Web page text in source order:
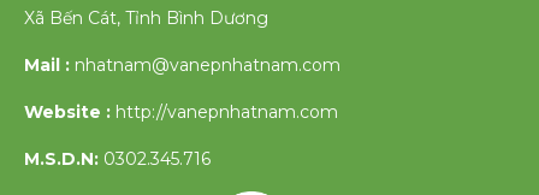
Xã Bến Cát, Tỉnh Bình Dương
Mail : nhatnam@vanepnhatnam.com
Website : http://vanepnhatnam.com
M.S.D.N: 0302.345.716